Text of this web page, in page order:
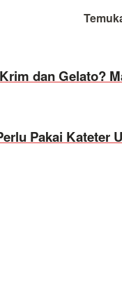
dan Gelato?
Pakai Kateter